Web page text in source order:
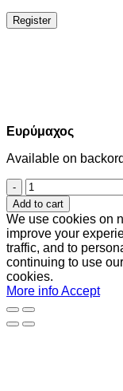
Register
Ευρύμαχος
Available on
Ευρύμαχος
quantity
Add to cart
We use cookies on
improve your
traffic, and to
continuing to use
cookies.
More infoAccept